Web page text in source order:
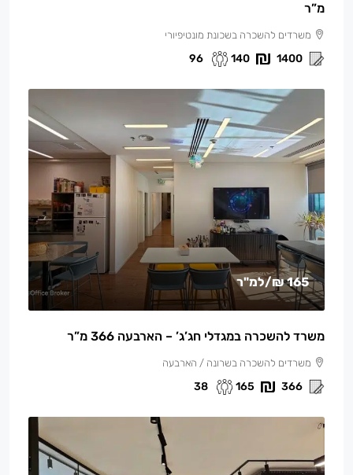
מ”ר
משרדים להשכרה בשכונת מונטיפיורי
1400
140
96
165 ₪ /למ"ר
משרד להשכרה במגדלי חג’ג’ – הארבעה 366 מ”ר
משרדים להשכרה בשרונה / הארבעה
366
165
38